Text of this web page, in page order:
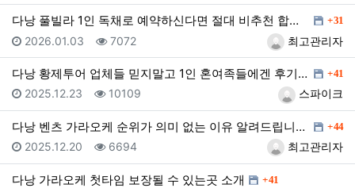
다낭 풀빌라 1인 독채로 예약하신다면 절대 비추천 합니… 댓글
31
등록자최고관리자
등록일
2026.01.03 조회
7072
다낭 황제투어 업체들 믿지말고 1인 혼여족들에겐 후기인… 댓글
41
등록자스파이크
등록일
2025.12.23 조회
10109
다낭 벤츠 가라오케 순위가 의미 없는 이유 알려드립니다… 댓글
44
등록자최고관리자
등록일
2025.12.20 조회
6694
다낭 가라오케 첫타임 보장될 수 있는곳 소개 댓글
41